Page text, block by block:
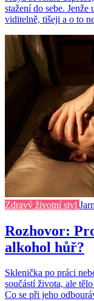
stažení do sebe.
viditelně, tišeji a o to
Zdravý životní styl
Rozhovor:
alkohol hůř?
Sklenička po práci
součástí života, ale
Co se při jeho